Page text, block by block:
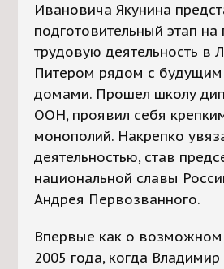
Ивановича Якунина
подготовительный этап на
трудовую деятельность в
Питером рядом с
домами. Прошел школу
ООН, проявил себя
монополий. Накрепко
деятельностью, став
национальной славы
Андрея Первозванного.
Впервые как о возможном
2005 года, когда